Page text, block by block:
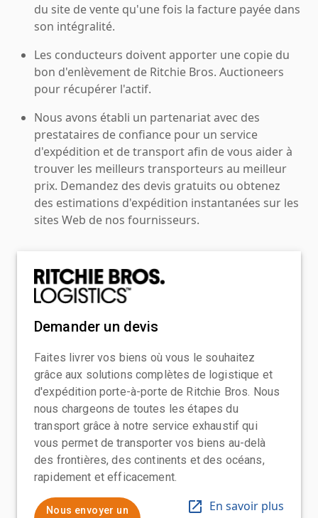
du site de vente qu'une fois la facture payée dans
son intégralité.
Les conducteurs doivent apporter une copie du
bon d'enlèvement de Ritchie Bros. Auctioneers
pour récupérer l'actif.
Nous avons établi un partenariat avec des
prestataires de confiance pour un service
d'expédition et de transport afin de vous aider à
trouver les meilleurs transporteurs au meilleur
prix. Demandez des devis gratuits ou obtenez
des estimations d'expédition instantanées sur les
sites Web de nos fournisseurs.
Demander un devis
Faites livrer vos biens où vous le souhaitez
grâce aux solutions complètes de logistique et
d'expédition porte-à-porte de Ritchie Bros. Nous
nous chargeons de toutes les étapes du
transport grâce à notre service exhaustif qui
vous permet de transporter vos biens au-delà
des frontières, des continents et des océans,
rapidement et efficacement.
Nous envoyer un
En savoir plus